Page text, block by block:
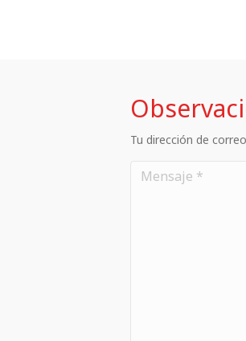
Tu dirección de